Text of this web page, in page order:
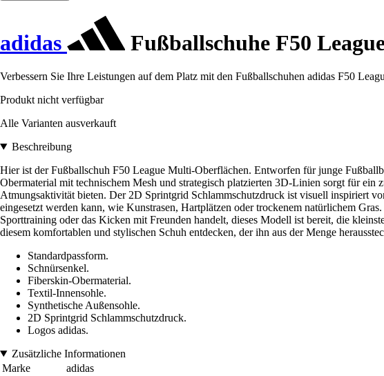
adidas Fußballschuhe F50
Verbessern Sie Ihre Leistungen auf dem Platz mit den Fußballschuhen adidas F50
Produkt nicht verfügbar
Alle Varianten ausverkauft
Beschreibung
Hier ist der Fußballschuh F50 League Multi-Oberflächen. Entworfen für junge
Obermaterial mit technischem Mesh und strategisch platzierten 3D-Linien sorgt für
Atmungsaktivität bieten. Der 2D Sprintgrid Schlammschutzdruck ist visuell inspiriert
eingesetzt werden kann, wie Kunstrasen, Hartplätzen oder trockenem natürlichem
Sporttraining oder das Kicken mit Freunden handelt, dieses Modell ist bereit, die
diesem komfortablen und stylischen Schuh entdecken, der ihn aus der Menge
Standardpassform.
Schnürsenkel.
Fiberskin-Obermaterial.
Textil-Innensohle.
Synthetische Außensohle.
2D Sprintgrid Schlammschutzdruck.
Logos adidas.
Zusätzliche Informationen
Marke
adidas